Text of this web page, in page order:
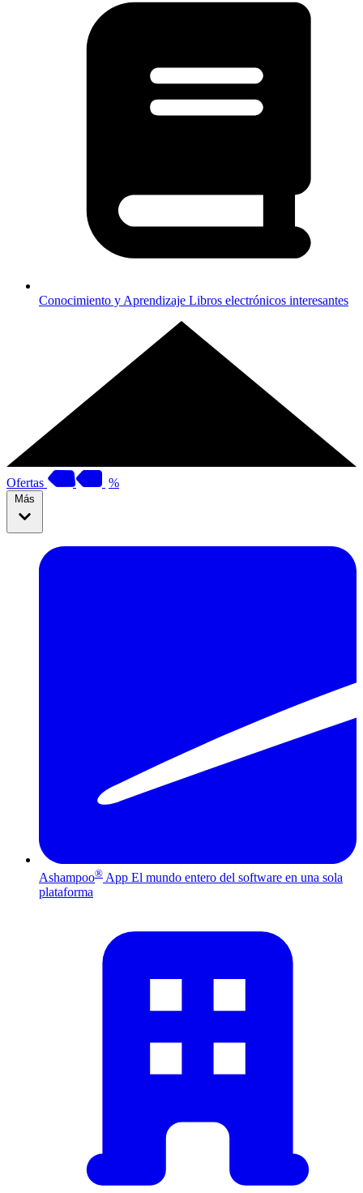
Conocimiento y Aprendizaje Libros electrónicos interesantes
Ofertas %
Más
Ashampoo® App El mundo entero del software en una sola
plataforma